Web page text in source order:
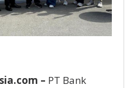
– PT Bank